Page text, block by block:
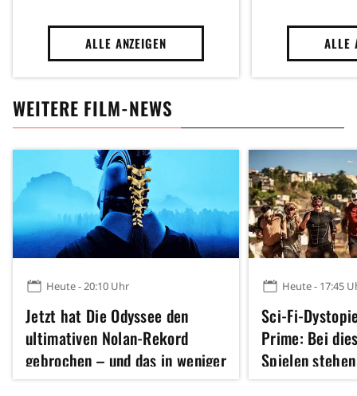
ALLE ANZEIGEN ALLE
WEITERE FILM-NEWS
Heute - 20:10 Uhr
Jetzt hat Die Odyssee den
ultimativen Nolan-Rekord
gebrochen – und das in weniger
als vier Wochen
Heute - 17:45
Sci-Fi-
Prime: Bei
Spielen
dem Spiel